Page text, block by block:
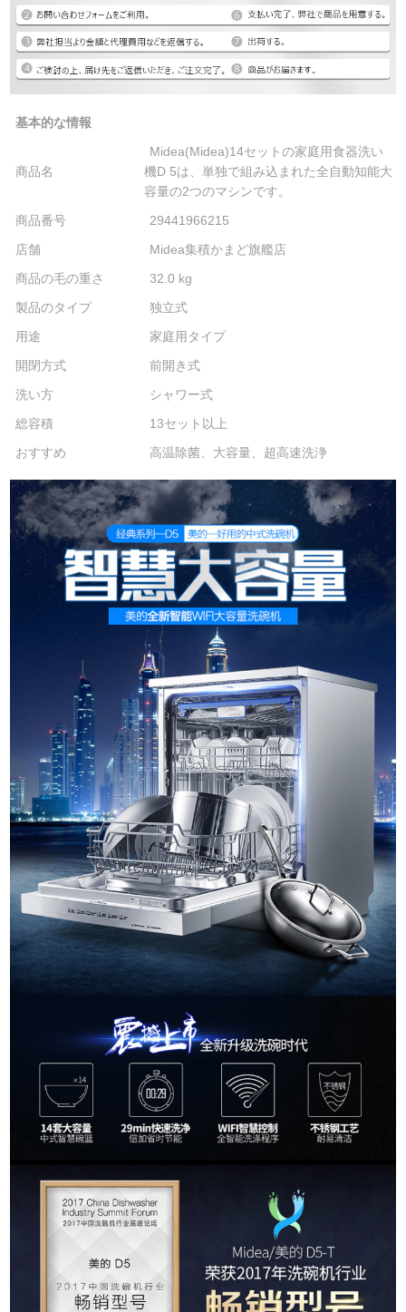
基本的な情報
商品名
Midea(Midea)14セットの家庭用食器洗い
機D 5は、単独で組み込まれた全自動知能大
容量の2つのマシンです。
商品番号
29441966215
店舗
Midea集積かまど旗艦店
商品の毛の重さ
32.0 kg
製品のタイプ
独立式
用途
家庭用タイプ
開閉方式
前開き式
洗い方
シャワー式
総容積
13セット以上
おすすめ
高温除菌、大容量、超高速洗浄